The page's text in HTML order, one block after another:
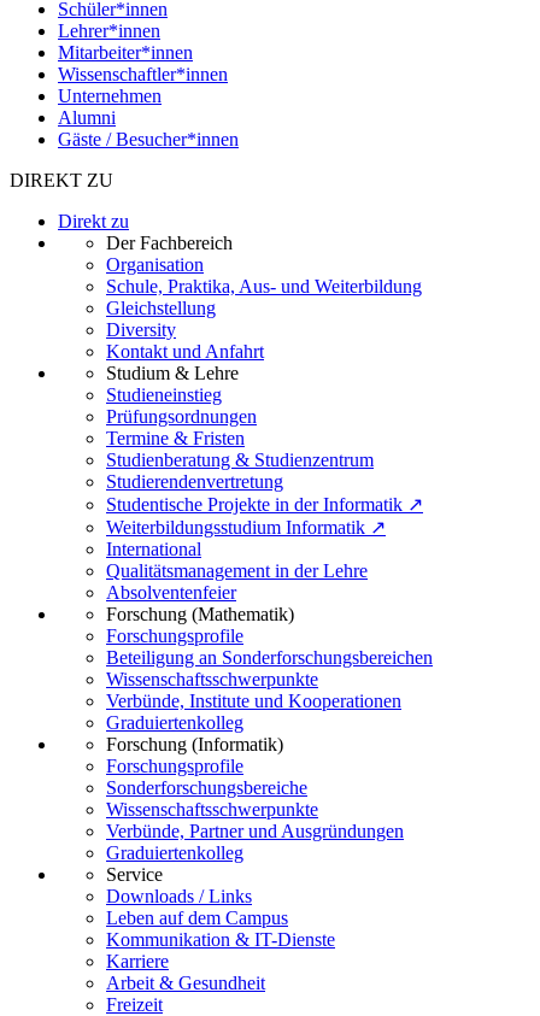
Schüler*innen
Lehrer*innen
Mitarbeiter*innen
Wissenschaftler*innen
Unternehmen
Alumni
Gäste / Besucher*innen
DIREKT ZU
Direkt zu
Der Fachbereich
Organisation
Schule, Praktika, Aus- und Weiterbildung
Gleichstellung
Diversity
Kontakt und Anfahrt
Studium & Lehre
Studieneinstieg
Prüfungsordnungen
Termine & Fristen
Studienberatung & Studienzentrum
Studierendenvertretung
Studentische Projekte in der Informatik ↗
Weiterbildungsstudium Informatik ↗
International
Qualitätsmanagement in der Lehre
Absolventenfeier
Forschung (Mathematik)
Forschungsprofile
Beteiligung an Sonderforschungsbereichen
Wissenschaftsschwerpunkte
Verbünde, Institute und Kooperationen
Graduiertenkolleg
Forschung (Informatik)
Forschungsprofile
Sonderforschungsbereiche
Wissenschaftsschwerpunkte
Verbünde, Partner und Ausgründungen
Graduiertenkolleg
Service
Downloads / Links
Leben auf dem Campus
Kommunikation & IT-Dienste
Karriere
Arbeit & Gesundheit
Freizeit